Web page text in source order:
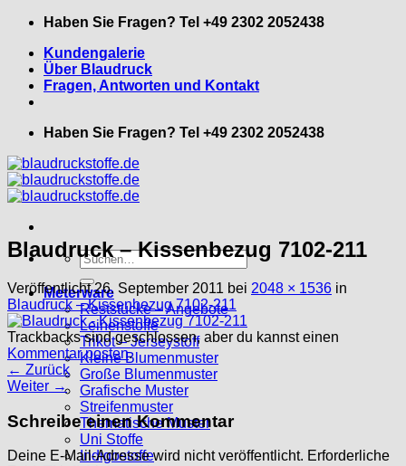
Zum
springen
Haben Sie Fragen? Tel +49 2302 2052438
Kundengalerie
Über Blaudruck
Fragen, Antworten und Kontakt
Haben Sie Fragen? Tel +49 2302 2052438
Suche
nach:
Meterware
Reststücke – Angebote
Leinenstoffe
Trikot – Jerseystoff
Kleine Blumenmuster
Große Blumenmuster
Grafische Muster
Streifenmuster
Thematische Muster
Uni Stoffe
Indigostoffe
Blaudruck – Kissenbezug 7102-211
Veröffentlicht26. September 2011 bei 2048 × 1536 in
Blaudruck – Kissenbezug 7102-211
Trackbacks sind geschlossen, aber du kannst einen
Kommentar posten.
← Zurück
Weiter →
Schreibe einen Kommentar
Deine E-Mail-Adresse wird nicht veröffentlicht. Erforderliche